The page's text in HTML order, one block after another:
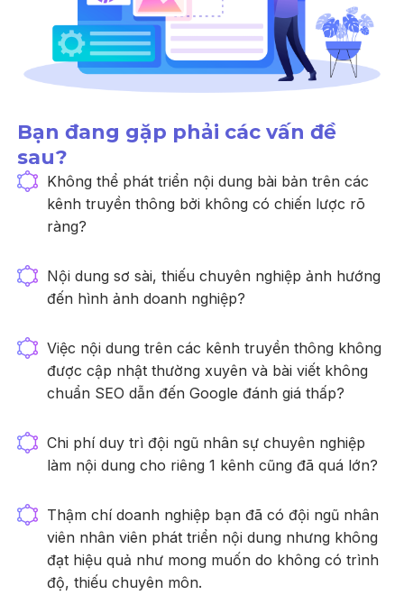
Bạn đang gặp phải các vấn đề
sau?
Không thể phát triển nội dung bài bản trên các
kênh truyền thông bởi không có chiến lược rõ
ràng?
Nội dung sơ sài, thiếu chuyên nghiệp ảnh hướng
đến hình ảnh doanh nghiệp?
Việc nội dung trên các kênh truyền thông không
được cập nhật thường xuyên và bài viết không
chuẩn SEO dẫn đến Google đánh giá thấp?
Chi phí duy trì đội ngũ nhân sự chuyên nghiệp
làm nội dung cho riêng 1 kênh cũng đã quá lớn?
Thậm chí doanh nghiệp bạn đã có đội ngũ nhân
viên nhân viên phát triển nội dung nhưng không
đạt hiệu quả như mong muốn do không có trình
độ, thiếu chuyên môn.